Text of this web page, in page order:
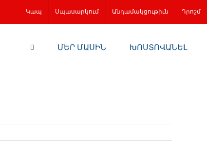
Կապ Սպասարկում Անդամակցութիւն Դրոշմ
ՄԵՐ ՄԱՍԻՆ ԽՈՍՏՈՎԱՆԵԼ